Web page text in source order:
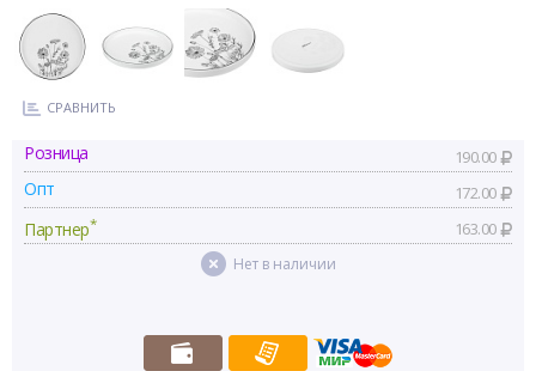
СРАВНИТЬ
Розница 190.00
Опт 172.00
Партнер* 163.00
Нет в наличии